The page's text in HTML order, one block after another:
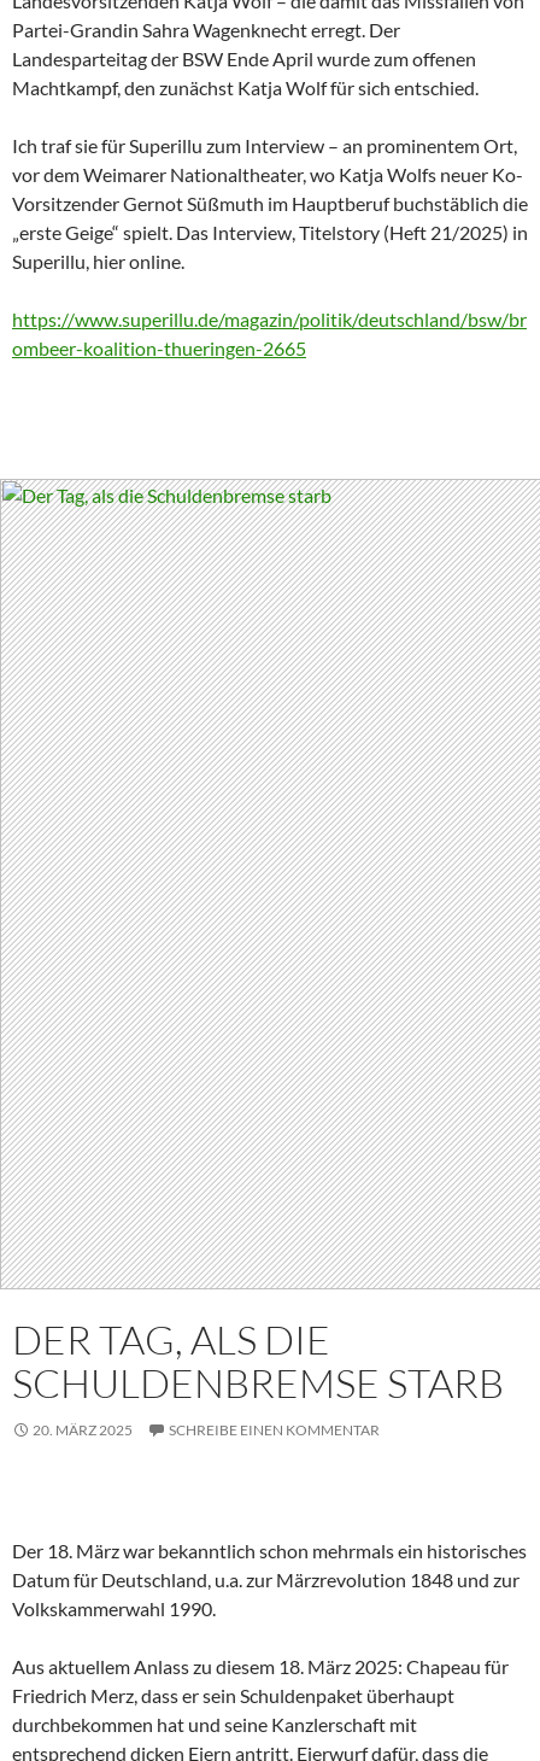
Partei-Grandin Sahra Wagenknecht erregt. Der
Landesparteitag der BSW Ende April wurde zum offenen
Machtkampf, den zunächst Katja Wolf für sich entschied.
Ich traf sie für Superillu zum Interview – an prominentem Ort,
vor dem Weimarer Nationaltheater, wo Katja Wolfs neuer Ko-
Vorsitzender Gernot Süßmuth im Hauptberuf buchstäblich die
„erste Geige“ spielt. Das Interview, Titelstory (Heft 21/2025) in
Superillu, hier online.
https://www.superillu.de/magazin/politik/deutschland/bsw/br
ombeer-koalition-thueringen-2665
DER TAG, ALS DIE
SCHULDENBREMSE STARB
20. MÄRZ 2025 SCHREIBE EINEN KOMMENTAR
Der 18. März war bekanntlich schon mehrmals ein historisches
Datum für Deutschland, u.a. zur Märzrevolution 1848 und zur
Volkskammerwahl 1990.
Aus aktuellem Anlass zu diesem 18. März 2025: Chapeau für
Friedrich Merz, dass er sein Schuldenpaket überhaupt
durchbekommen hat und seine Kanzlerschaft mit
entsprechend dicken Eiern antritt. Eierwurf dafür, dass die